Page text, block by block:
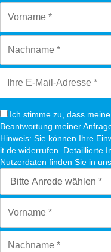
Ich stimme zu, dass
Beantwortung meiner
Hinweis: Sie können Ihre
it.de widerrufen. Detaillierte
Nutzerdaten finden Sie in